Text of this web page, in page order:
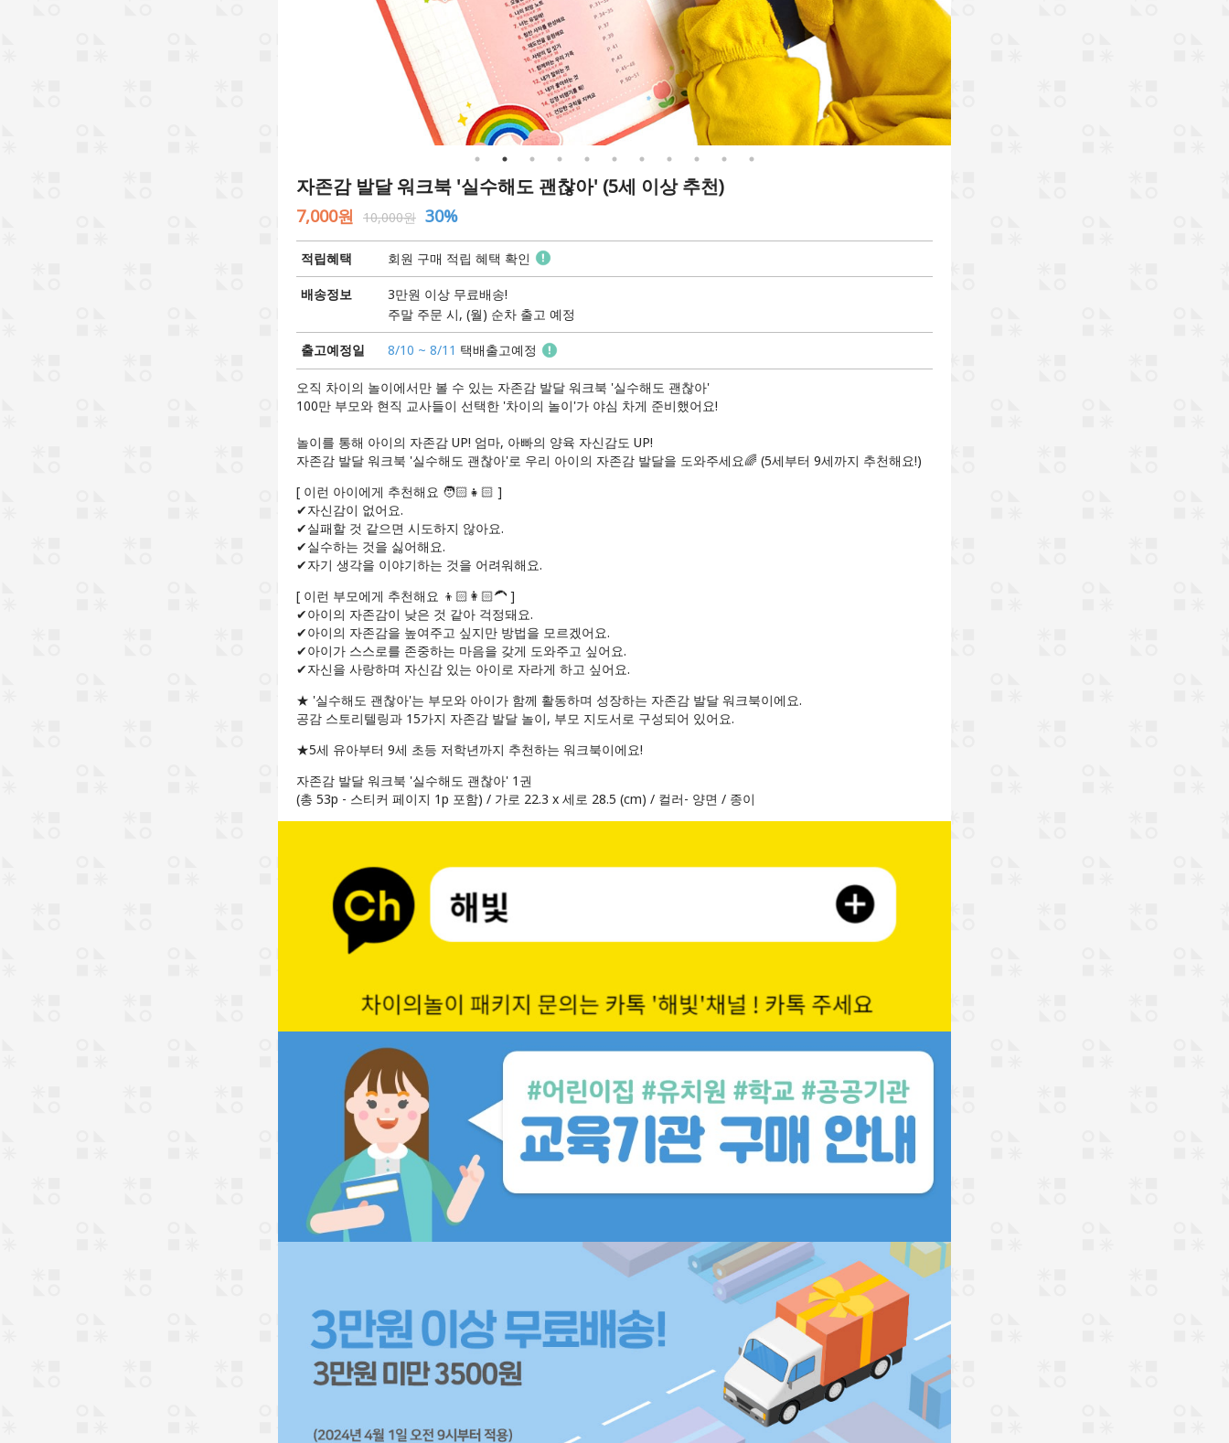
자존감 발달 워크북 '실수해도 괜찮아' (5세 이상 추천)
7,000원 10,000원 30%
적립혜택 회원 구매 적립 혜택 확인
배송정보
3만원 이상 무료배송!
주말 주문 시, (월) 순차 출고 예정
출고예정일 8/10 ~ 8/11 택배출고예정
오직 차이의 놀이에서만 볼 수 있는 자존감 발달 워크북 '실수해도 괜찮아'
100만 부모와 현직 교사들이 선택한 '차이의 놀이'가 야심 차게 준비했어요!
놀이를 통해 아이의 자존감 UP! 엄마, 아빠의 양육 자신감도 UP!
자존감 발달 워크북 '실수해도 괜찮아'로 우리 아이의 자존감 발달을 도와주세요🌈 (5세부터 9세까지 추천해요!)
[ 이런 아이에게 추천해요 🧑🏻👧🏻 ]
✔자신감이 없어요.
✔실패할 것 같으면 시도하지 않아요.
✔실수하는 것을 싫어해요.
✔자기 생각을 이야기하는 것을 어려워해요.
[ 이런 부모에게 추천해요 👦🏻👩🏻‍🦱 ]
✔아이의 자존감이 낮은 것 같아 걱정돼요.
✔아이의 자존감을 높여주고 싶지만 방법을 모르겠어요.
✔아이가 스스로를 존중하는 마음을 갖게 도와주고 싶어요.
✔자신을 사랑하며 자신감 있는 아이로 자라게 하고 싶어요.
★ '실수해도 괜찮아'는 부모와 아이가 함께 활동하며 성장하는 자존감 발달 워크북이에요.
공감 스토리텔링과 15가지 자존감 발달 놀이, 부모 지도서로 구성되어 있어요.
★5세 유아부터 9세 초등 저학년까지 추천하는 워크북이에요!
자존감 발달 워크북 '실수해도 괜찮아' 1권
(총 53p - 스티커 페이지 1p 포함) / 가로 22.3 x 세로 28.5 (cm) / 컬러- 양면 / 종이